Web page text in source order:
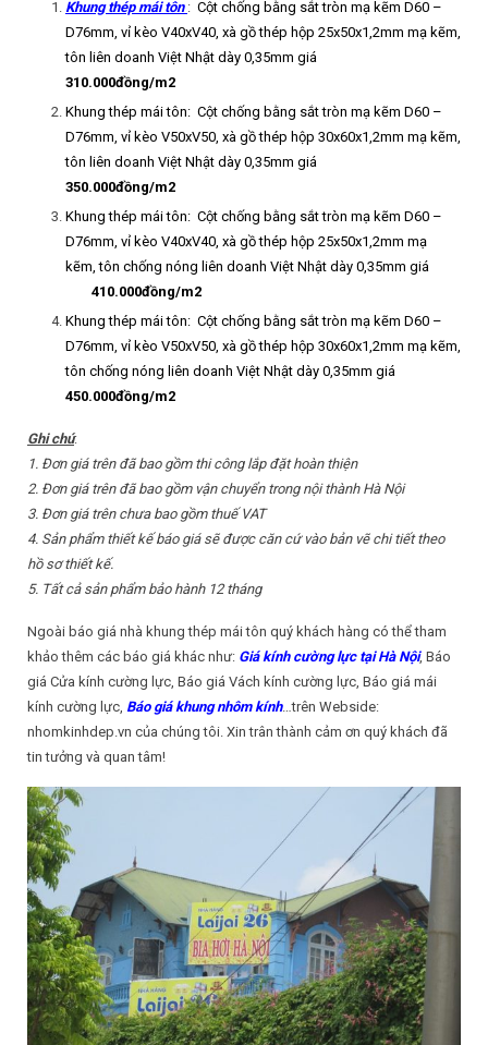
Khung thép mái tôn : Cột chống bằng sắt tròn mạ kẽm D60 –
D76mm, vỉ kèo V40xV40, xà gồ thép hộp 25x50x1,2mm mạ kẽm,
tôn liên doanh Việt Nhật dày 0,35mm giá
310.000đồng/m2
Khung thép mái tôn: Cột chống bằng sắt tròn mạ kẽm D60 –
D76mm, vỉ kèo V50xV50, xà gồ thép hộp 30x60x1,2mm mạ kẽm,
tôn liên doanh Việt Nhật dày 0,35mm giá
350.000đồng/m2
Khung thép mái tôn: Cột chống bằng sắt tròn mạ kẽm D60 –
D76mm, vỉ kèo V40xV40, xà gồ thép hộp 25x50x1,2mm mạ
kẽm, tôn chống nóng liên doanh Việt Nhật dày 0,35mm giá
410.000đồng/m2
Khung thép mái tôn: Cột chống bằng sắt tròn mạ kẽm D60 –
D76mm, vỉ kèo V50xV50, xà gồ thép hộp 30x60x1,2mm mạ kẽm,
tôn chống nóng liên doanh Việt Nhật dày 0,35mm giá
450.000đồng/m2
Ghi chú:
1. Đơn giá trên đã bao gồm thi công lắp đặt hoàn thiện
2. Đơn giá trên đã bao gồm vận chuyển trong nội thành Hà Nội
3. Đơn giá trên chưa bao gồm thuếVAT
4. Sản phẩm thiết kếbáo giá sẽđược căn cứvào bản vẽchi tiết theo
hồsơthiết kế.
5. Tất cảsản phẩm bảo hành 12 tháng
Ngoài báo giá nhà khung thép mái tôn quý khách hàng có thể tham
khảo thêm các báo giá khác như: Giá kính cường lực tại Hà Nội, Báo
giá Cửa kính cường lực, Báo giá Vách kính cường lực, Báo giá mái
kính cường lực, Báo giá khung nhôm kính…trên Webside:
nhomkinhdep.vn của chúng tôi. Xin trân thành cảm ơn quý khách đã
tin tưởng và quan tâm!